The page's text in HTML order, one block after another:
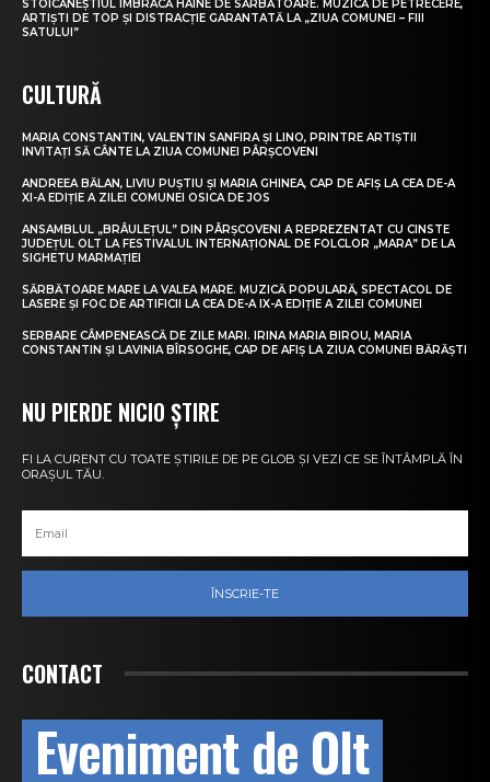
STOICĂNEȘTIUL ÎMBRACĂ HAINE DE SĂRBĂTOARE. MUZICĂ DE PETRECERE,
ARTIȘTI DE TOP ȘI DISTRACȚIE GARANTATĂ LA „ZIUA COMUNEI – FIII
SATULUI”
CULTURĂ
MARIA CONSTANTIN, VALENTIN SANFIRA ȘI LINO, PRINTRE ARTIȘTII
INVITAȚI SĂ CÂNTE LA ZIUA COMUNEI PÂRȘCOVENI
ANDREEA BĂLAN, LIVIU PUȘTIU ȘI MARIA GHINEA, CAP DE AFIȘ LA CEA DE-A
XI-A EDIȚIE A ZILEI COMUNEI OSICA DE JOS
ANSAMBLUL „BRÂULEȚUL” DIN PÂRȘCOVENI A REPREZENTAT CU CINSTE
JUDEȚUL OLT LA FESTIVALUL INTERNAȚIONAL DE FOLCLOR „MARA” DE LA
SIGHETU MARMAȚIEI
SĂRBĂTOARE MARE LA VALEA MARE. MUZICĂ POPULARĂ, SPECTACOL DE
LASERE ȘI FOC DE ARTIFICII LA CEA DE-A IX-A EDIȚIE A ZILEI COMUNEI
SERBARE CÂMPENEASCĂ DE ZILE MARI. IRINA MARIA BIROU, MARIA
CONSTANTIN ȘI LAVINIA BÎRSOGHE, CAP DE AFIȘ LA ZIUA COMUNEI BĂRĂȘTI
NU PIERDE NICIO ȘTIRE
FI LA CURENT CU TOATE ȘTIRILE DE PE GLOB ȘI VEZI CE SE ÎNTÂMPLĂ ÎN
ORAȘUL TĂU.
ÎNSCRIE-TE
CONTACT
Eveniment de Olt